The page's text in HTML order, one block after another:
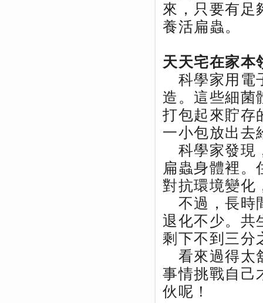
來，只要有足
養活扁蟲。
天天宅在家本
科學家用電
造。這些細菌
打包起來貯存
一小包放出去
科學家發現
扁蟲身體裡。
對抗環境變化
不過，長時
退化不少。共
剩下不到三分
看來過得太
事情挑戰自己
伙呢！